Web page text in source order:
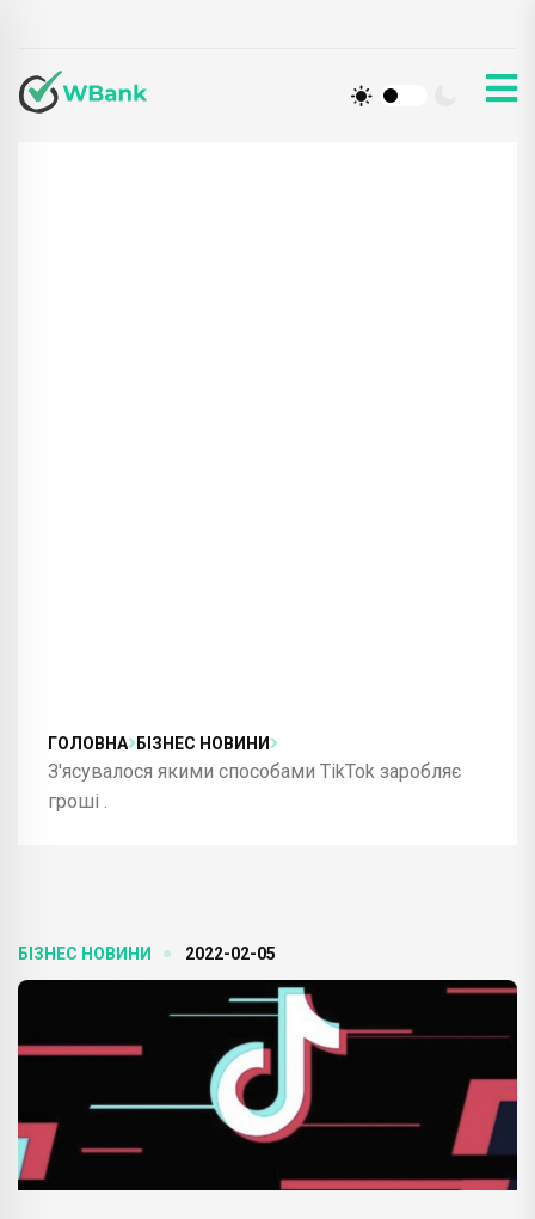
ГОЛОВНА БІЗНЕС НОВИНИ
З'ясувалося якими способами TikTok заробляє
гроші .
БІЗНЕС НОВИНИ 2022-02-05